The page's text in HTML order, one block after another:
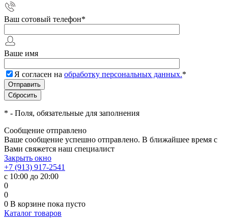
Ваш сотовый телефон*
Ваше имя
Я согласен на обработку персональных данных.*
* - Поля, обязательные для заполнения
Сообщение отправлено
Ваше сообщение успешно отправлено. В ближайшее время с
Вами свяжется наш специалист
Закрыть окно
+7 (913) 917-2541
с 10:00 до 20:00
0
0
0 В корзине пока пусто
Каталог товаров